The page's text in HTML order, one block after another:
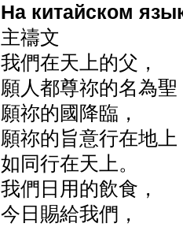
На китайском
主禱文
我們在天上的父，
願人都尊祢的名為聖
願祢的國降臨，
願祢的旨意行在地上
如同行在天上。
我們日用的飲食，
今日賜給我們，